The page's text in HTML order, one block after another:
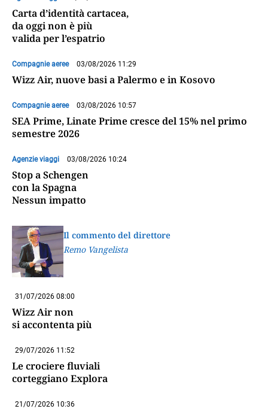
Carta d’identità cartacea,
da oggi non è più
valida per l’espatrio
Compagnie aeree 03/08/2026 11:29
Wizz Air, nuove basi a Palermo e in Kosovo
Compagnie aeree 03/08/2026 10:57
SEA Prime, Linate Prime cresce del 15% nel primo
semestre 2026
Agenzie viaggi 03/08/2026 10:24
Stop a Schengen
con la Spagna
Nessun impatto
Il commento del direttore
Remo Vangelista
31/07/2026 08:00
Wizz Air non
si accontenta più
29/07/2026 11:52
Le crociere fluviali
corteggiano Explora
21/07/2026 10:36